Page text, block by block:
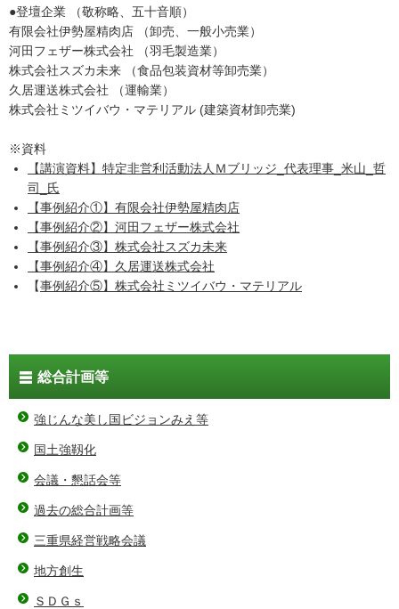
●登壇企業 （敬称略、五十音順）
有限会社伊勢屋精肉店 （卸売、一般小売業）
河田フェザー株式会社 （羽毛製造業）
株式会社スズカ未来 （食品包装資材等卸売業）
久居運送株式会社 （運輸業）
株式会社ミツイバウ・マテリアル (建築資材卸売業)
※資料
【講演資料】特定非営利活動法人Ｍブリッジ_代表理事_米山_哲
司_氏
【事例紹介①】有限会社伊勢屋精肉店
【事例紹介②】河田フェザー株式会社
【事例紹介③】株式会社スズカ未来
【事例紹介④】久居運送株式会社
【事例紹介⑤】株式会社ミツイバウ・マテリアル
総合計画等
強じんな美し国ビジョンみえ等
国土強靱化
会議・懇話会等
過去の総合計画等
三重県経営戦略会議
地方創生
ＳＤＧｓ